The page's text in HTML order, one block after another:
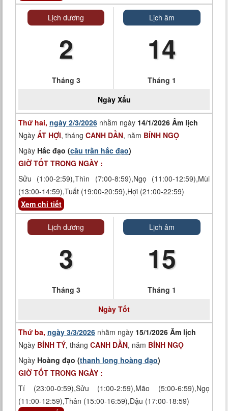
Lịch dương
2
Tháng 3
Lịch âm
14
Tháng 1
Ngày Xấu
Thứ hai, ngày 2/3/2026 nhằm ngày 14/1/2026 Âm lịch
Ngày ẤT HỢI, tháng CANH DẦN, năm BÍNH NGỌ
Ngày Hắc đạo (câu trần hắc đạo)
GIỜ TỐT TRONG NGÀY :
Sửu (1:00-2:59),Thìn (7:00-8:59),Ngọ (11:00-12:59),Mùi
(13:00-14:59),Tuất (19:00-20:59),Hợi (21:00-22:59)
Xem chi tiết
Lịch dương
3
Tháng 3
Lịch âm
15
Tháng 1
Ngày Tốt
Thứ ba, ngày 3/3/2026 nhằm ngày 15/1/2026 Âm lịch
Ngày BÍNH TÝ, tháng CANH DẦN, năm BÍNH NGỌ
Ngày Hoàng đạo (thanh long hoàng đạo)
GIỜ TỐT TRONG NGÀY :
Tí (23:00-0:59),Sửu (1:00-2:59),Mão (5:00-6:59),Ngọ
(11:00-12:59),Thân (15:00-16:59),Dậu (17:00-18:59)